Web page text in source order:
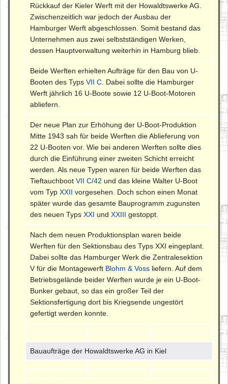
Rückkauf der Kieler Werft mit der Howaldtswerke AG.
Zwischenzeitlich war jedoch der Ausbau der
Hamburger Werft abgeschlossen. Somit bestand das
Unternehmen aus zwei selbstständigen Werken,
dessen Hauptverwaltung weiterhin in Hamburg blieb.
Beide Werften erhielten Aufträge für den Bau von U-
Booten des TypsVII C . Dabei sollte die Hamburger
Werft jährlich 16 U-Boote sowie 12 U-Boot-Motoren
abliefern.
Der neue Plan zur Erhöhung der U-Boot-Produktion
Mitte 1943 sah für beide Werften die Ablieferung von
22 U-Booten vor. Wie bei anderen Werften sollte dies
durch die Einführung einer zweiten Schicht erreicht
werden. Als neue Typen waren für beide Werften das
TieftauchbootVII C/42 und das kleine Walter U-Boot
vom TypXXII vorgesehen. Doch schon einen Monat
später wurde das gesamte Bauprogramm zugunsten
des neuen TypsXXI undXXIII gestoppt.
Nach dem neuen Produktionsplan waren beide
Werften für den Sektionsbau des Typs XXI eingeplant.
Dabei sollte das Hamburger Werk die Zentralesektion
V für die Montagewerft Blohm & Voss liefern. Auf dem
Betriebsgelände beider Werften wurde je ein U-Boot-
Bunker gebaut, so das ein großer Teil der
Sektionsfertigung dort bis Kriegsende ungestört
gefertigt werden konnte.
Bauaufträge der Howaldtswerke AG in Kiel